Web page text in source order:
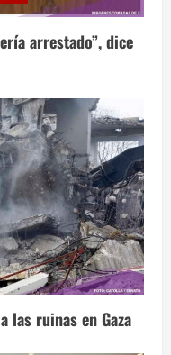
arrestado”, dice
las ruinas en Gaza